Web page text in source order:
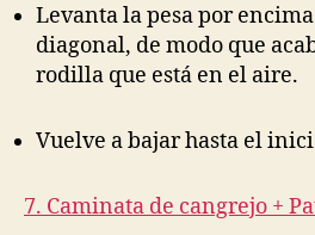
Levanta la pesa por
diagonal, de modo que
rodilla que está en el aire.
Vuelve a bajar hasta el
7. Caminata de cangrejo +